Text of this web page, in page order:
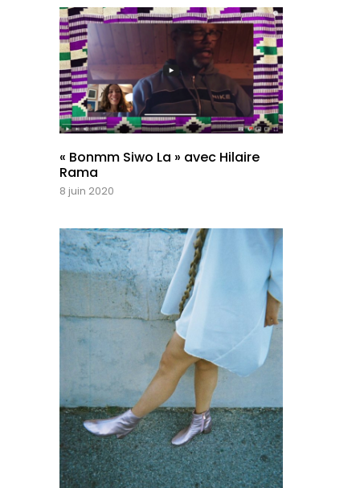
« Bonmm Siwo La » avec Hilaire
Rama
8 juin 2020